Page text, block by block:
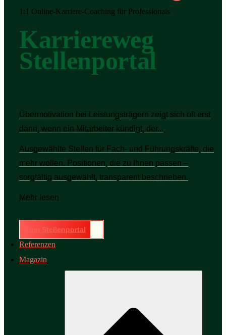
1:1 Online-Karriere-Coaching für Professionals
Karriereweg
Stellenportal
Übermotivation bei Leistungsträgern zeigt sich oft erst
dann, wenn ein Mitarbeiter kündigt, der...
Ausgewählte Stellen für Fach- und Führungskräfte, die
mehr wollen. Positionen, die zu Ihnen passen –
sorgfältig ausgewählt, transparent beschrieben.
Mehr lesen
Zum Stellenportal
Referenzen
Magazin